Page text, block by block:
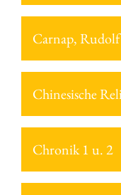
Carnap, Rudolf
Chinesische
Chronik 1 u. 2